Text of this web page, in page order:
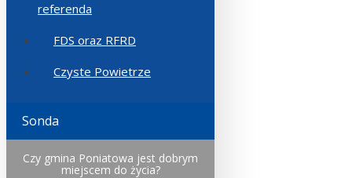
referenda
FDS oraz RFRD
Czyste Powietrze
Sonda
Czy gmina Poniatowa jest dobrym
miejscem do życia?